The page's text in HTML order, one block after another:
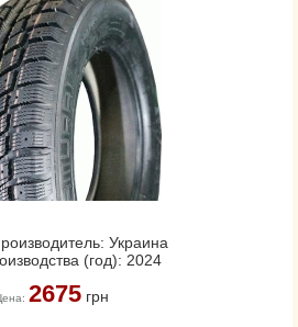
Украина
(год): 2024
2675грн